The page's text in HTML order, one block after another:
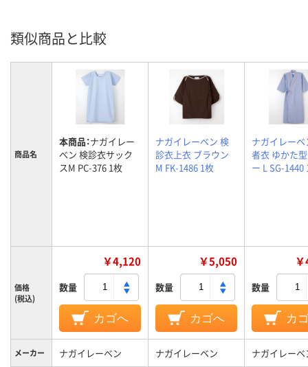
類似商品と比較
商品名
本商品：ナガイレー
ベン 検診衣サック
スM PC-376 1枚
ナガイレーベン 検
診衣上衣 ブラウン
M FK-1486 1枚
ナガイレーベ
者衣 ゆかた
ー L SG-1440
価格
(税込)
￥4,120
数量
カゴへ
￥5,050
数量
カゴへ
数量
カ
メーカー ナガイレーベン ナガイレーベン ナガイレーベ